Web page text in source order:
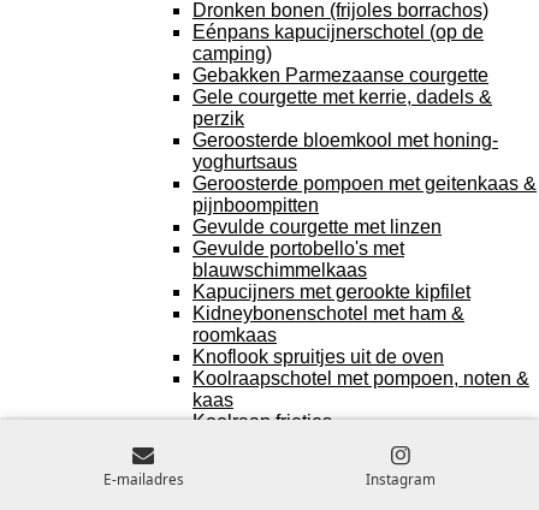
Dronken bonen (frijoles borrachos)
Eénpans kapucijnerschotel (op de
camping)
Gebakken Parmezaanse courgette
Gele courgette met kerrie, dadels &
perzik
Geroosterde bloemkool met honing-
yoghurtsaus
Geroosterde pompoen met geitenkaas &
pijnboompitten
Gevulde courgette met linzen
Gevulde portobello's met
blauwschimmelkaas
Kapucijners met gerookte kipfilet
Kidneybonenschotel met ham &
roomkaas
Knoflook spruitjes uit de oven
Koolraapschotel met pompoen, noten &
kaas
Koolraap frietjes
Linzenschotel met kip & paprika
Mexicaanse gevulde paprika's
Nachos ovenschotel
E-mailadres Instagram